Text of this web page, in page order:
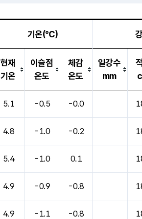
기온(℃)
현재
기온
이슬점
온도
체감
온도
일강수
mm
5.1 -0.5 -0.0
4.8 -1.0 -0.2
5.4 -1.0 0.1
4.9 -0.9 -0.8
4.9 -1.1 -0.8